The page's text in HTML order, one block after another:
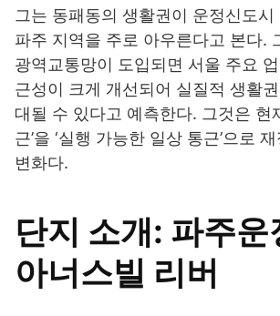
그는 동패동의 생활권이 운정신도
파주 지역을 주로 아우른다고 본다.
광역교통망이 도입되면 서울 주요
근성이 크게 개선되어 실질적 생활
대될 수 있다고 예측한다. 그것은 현
근’을 ‘실행 가능한 일상 통근’으로
변화다.
단지 소개: 파주운
아너스빌 리버